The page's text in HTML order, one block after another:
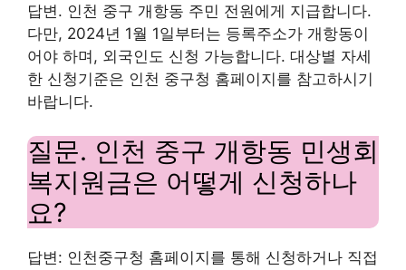
답변. 인천 중구 개항동 주민 전원에게 지급합니다.
다만, 2024년 1월 1일부터는 등록주소가 개항동이
어야 하며, 외국인도 신청 가능합니다. 대상별 자세
한 신청기준은 인천 중구청 홈페이지를 참고하시기
바랍니다.
질문. 인천 중구 개항동 민생회
복지원금은 어떻게 신청하나
요?
답변: 인천중구청 홈페이지를 통해 신청하거나 직접